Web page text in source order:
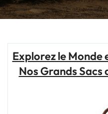
Explorez le Monde
Nos Grands Sacs